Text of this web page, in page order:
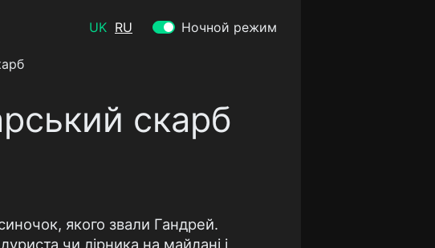
UK RU Ночной режим
скарб
якого звали Гандрей.
чи лірника на майдані і